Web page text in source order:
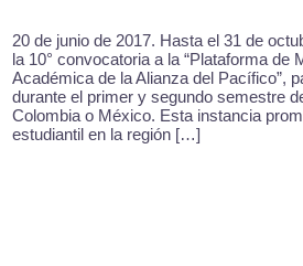
20 de junio de 2017. Hasta el 31 de
la 10° convocatoria a la “Plataforma de
Académica de la Alianza del Pacífico”,
durante el primer y segundo semestre
Colombia o México. Esta instancia
estudiantil en la región […]